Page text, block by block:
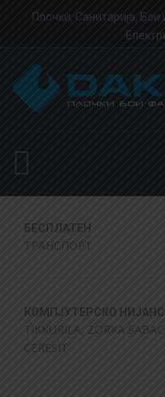
Плочки, Санитарија,
БЕСПЛАТЕН
ТРАНСПОРТ
КОМПЈУТЕРСКО
TIKKURILA, ZORKA
CERESIT